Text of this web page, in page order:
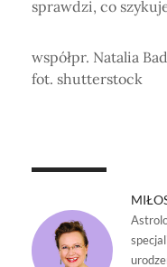
sprawdzi, co
współpr. Natalia
fot. shutterstock